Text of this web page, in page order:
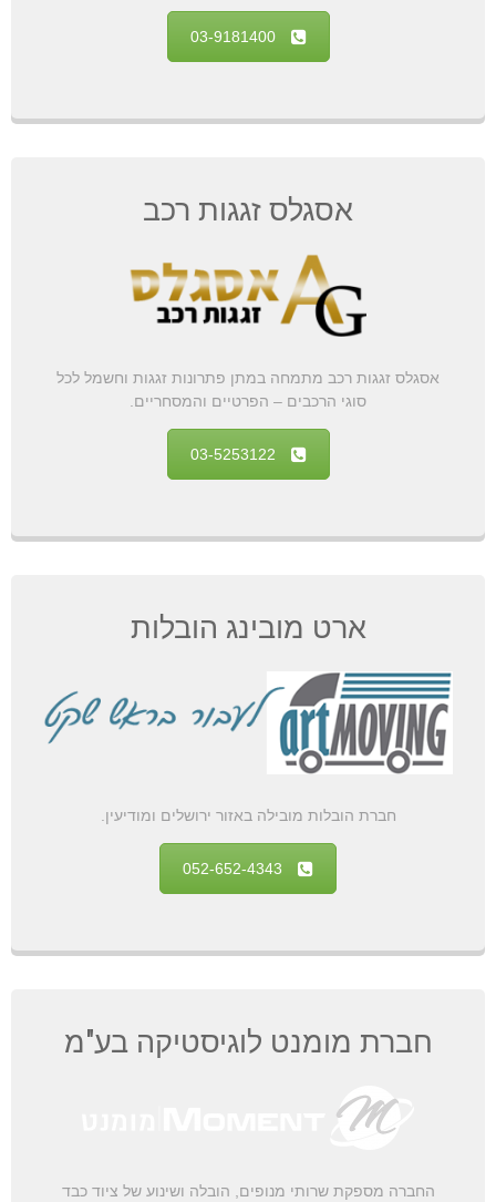
03-9181400
אסגלס זגגות רכב
אסגלס זגגות רכב מתמחה במתן פתרונות זגגות וחשמל לכל
סוגי הרכבים – הפרטיים והמסחריים.
03-5253122
ארט מובינג הובלות
חברת הובלות מובילה באזור ירושלים ומודיעין.
052-652-4343
חברת מומנט לוגיסטיקה בע"מ
החברה מספקת שרותי מנופים, הובלה ושינוע של ציוד כבד